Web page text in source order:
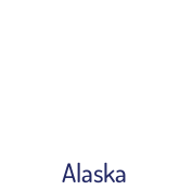
Alaska